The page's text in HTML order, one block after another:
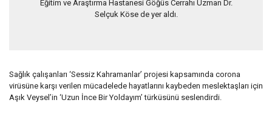
Eğitim ve Araştırma Hastanesi Göğüs Cerrahı Uzman Dr.
Selçuk Köse de yer aldı.
Sağlık çalışanları ‘Sessiz Kahramanlar’ projesi kapsamında corona
virüsüne karşı verilen mücadelede hayatlarını kaybeden meslektaşları için
Aşık Veysel’in ‘Uzun İnce Bir Yoldayım’ türküsünü seslendirdi.